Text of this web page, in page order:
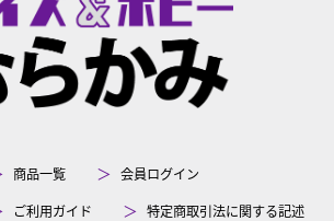
商品一覧
会員ログイン
ご利用ガイド
特定商取引法に関する記述